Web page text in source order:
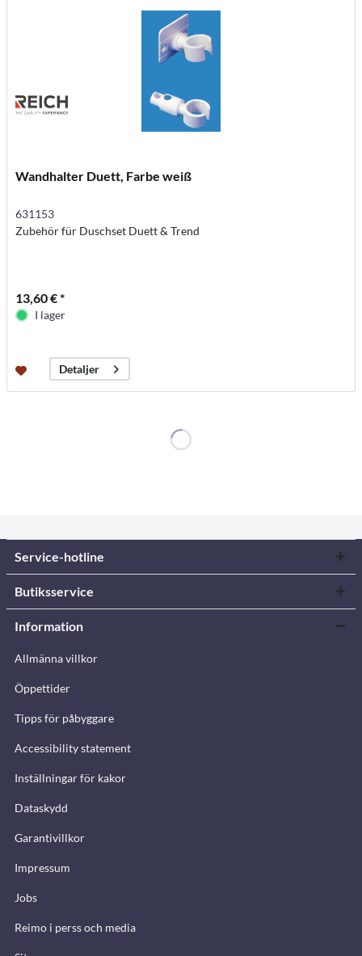
Wandhalter Duett, Farbe weiß
631153
Zubehör für Duschset Duett & Trend
13,60 € *
I lager
Detaljer
Service-hotline
Butiksservice
Information
Allmänna villkor
Öppettider
Tipps för påbyggare
Accessibility statement
Inställningar för kakor
Dataskydd
Garantivillkor
Impressum
Jobs
Reimo i perss och media